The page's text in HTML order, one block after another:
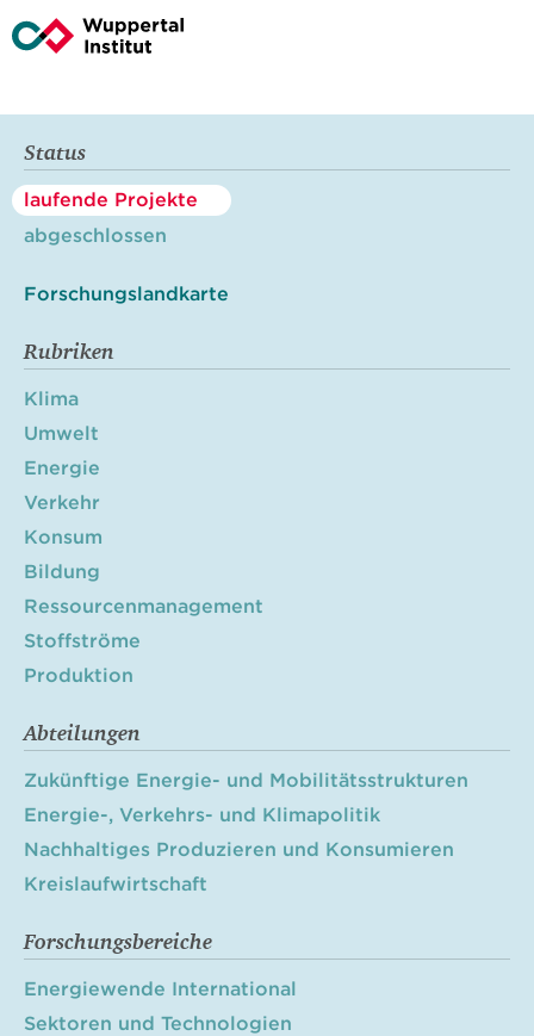
Status
laufende Projekte
abgeschlossen
Forschungslandkarte
Rubriken
Klima
Umwelt
Energie
Verkehr
Konsum
Bildung
Ressourcenmanagement
Stoffströme
Produktion
Abteilungen
Zukünftige Energie- und Mobilitätsstrukturen
Energie-, Verkehrs- und Klimapolitik
Nachhaltiges Produzieren und Konsumieren
Kreislaufwirtschaft
Forschungsbereiche
Energiewende International
Sektoren und Technologien